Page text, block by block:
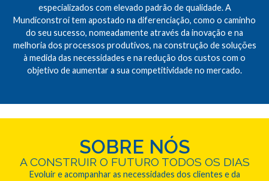
especializados com elevado padrão de qualidade. A
Mundiconstroi tem apostado na diferenciação, como o caminho
do seu sucesso, nomeadamente através da inovação e na
melhoria dos processos produtivos, na construção de soluções
à medida das necessidades e na redução dos custos com o
objetivo de aumentar a sua competitividade no mercado.
SOBRE NÓS
A CONSTRUIR O FUTURO TODOS OS DIAS
Evoluir e acompanhar as necessidades dos clientes e da